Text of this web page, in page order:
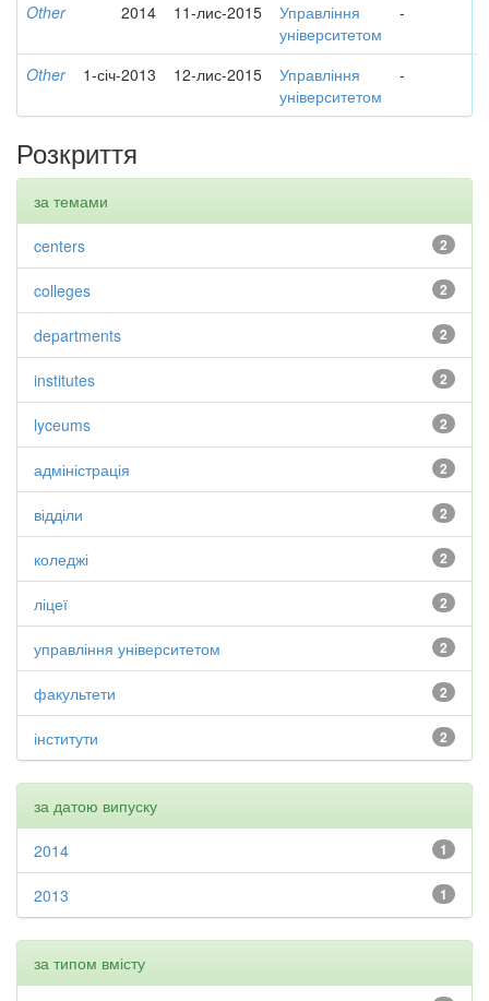
Other 2014 11-лис-2015
Управління
університетом
-
Other 1-січ-2013 12-лис-2015
Управління
університетом
-
Розкриття
за темами
2
centers
2
colleges
2
departments
2
institutes
2
lyceums
2
адміністрація
2
відділи
2
коледжі
2
ліцеї
2
управління університетом
2
факультети
2
інститути
за датою випуску
1
2014
1
2013
за типом вмісту